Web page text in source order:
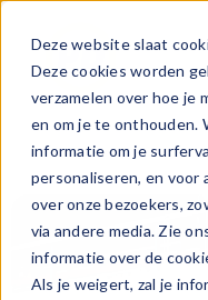
Deze website slaat
Deze cookies worden
verzamelen over hoe je
en om je te onthouden.
informatie om je
personaliseren, en voor
over onze bezoekers,
via andere media. Zie
informatie over de
Als je weigert, zal je
naar
inhoud
Vacatures
Voor werknemers
Voor werkgevers